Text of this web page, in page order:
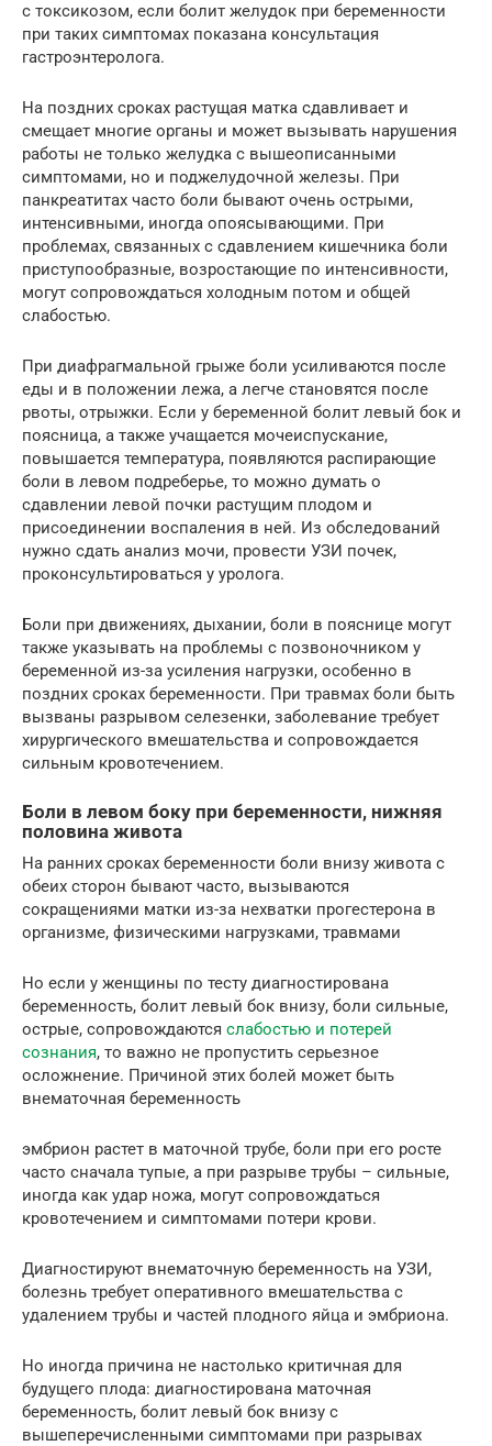
с токсикозом, если болит желудок при беременности
при таких симптомах показана консультация
гастроэнтеролога.
На поздних сроках растущая матка сдавливает и
смещает многие органы и может вызывать нарушения
работы не только желудка с вышеописанными
симптомами, но и поджелудочной железы. При
панкреатитах часто боли бывают очень острыми,
интенсивными, иногда опоясывающими. При
проблемах, связанных с сдавлением кишечника боли
приступообразные, возростающие по интенсивности,
могут сопровождаться холодным потом и общей
слабостью.
При диафрагмальной грыже боли усиливаются после
еды и в положении лежа, а легче становятся после
рвоты, отрыжки. Если у беременной болит левый бок и
поясница, а также учащается мочеиспускание,
повышается температура, появляются распирающие
боли в левом подреберье, то можно думать о
сдавлении левой почки растущим плодом и
присоединении воспаления в ней. Из обследований
нужно сдать анализ мочи, провести УЗИ почек,
проконсультироваться у уролога.
Боли при движениях, дыхании, боли в пояснице могут
также указывать на проблемы с позвоночником у
беременной из-за усиления нагрузки, особенно в
поздних сроках беременности. При травмах боли быть
вызваны разрывом селезенки, заболевание требует
хирургического вмешательства и сопровождается
сильным кровотечением.
Боли в левом боку при беременности, нижняя
половина живота
На ранних сроках беременности боли внизу живота с
обеих сторон бывают часто, вызываются
сокращениями матки из-за нехватки прогестерона в
организме, физическими нагрузками, травмами
Но если у женщины по тесту диагностирована
беременность, болит левый бок внизу, боли сильные,
острые, сопровождаются слабостью и потерей
сознания, то важно не пропустить серьезное
осложнение. Причиной этих болей может быть
внематочная беременность
эмбрион растет в маточной трубе, боли при его росте
часто сначала тупые, а при разрыве трубы – сильные,
иногда как удар ножа, могут сопровождаться
кровотечением и симптомами потери крови.
Диагностируют внематочную беременность на УЗИ,
болезнь требует оперативного вмешательства с
удалением трубы и частей плодного яйца и эмбриона.
Но иногда причина не настолько критичная для
будущего плода: диагностирована маточная
беременность, болит левый бок внизу с
вышеперечисленными симптомами при разрывах